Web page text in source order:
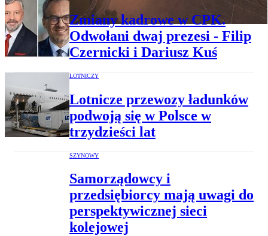
Zmiany kadrowe w CPK.
Odwołani dwaj prezesi - Filip
Czernicki i Dariusz Kuś
LOTNICZY
Lotnicze przewozy ładunków
podwoją się w Polsce w
trzydzieści lat
SZYNOWY
Samorządowcy i
przedsiębiorcy mają uwagi do
perspektywicznej sieci
kolejowej